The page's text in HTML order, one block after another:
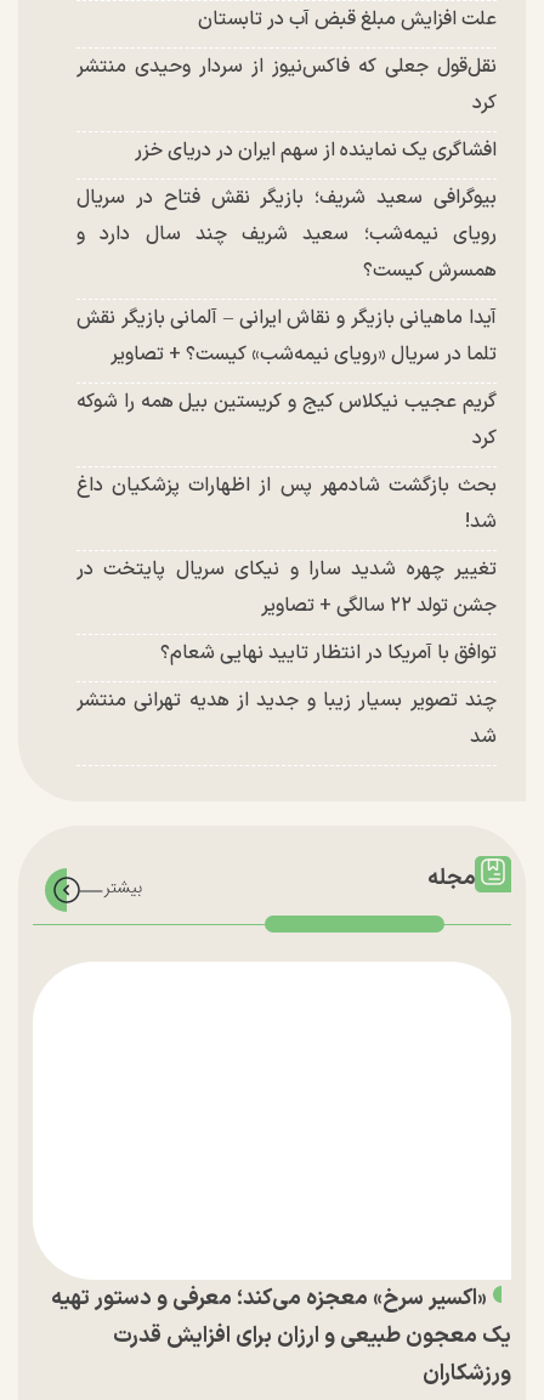
علت افزایش مبلغ قبض آب در تابستان
نقل‌قول جعلی که فاکس‌نیوز از سردار وحیدی منتشر
کرد
افشاگری یک نماینده از سهم ایران در دریای خزر
بیوگرافی سعید شریف؛ بازیگر نقش فتاح در سریال
رویای نیمه‌شب؛ سعید شریف چند سال دارد و
همسرش کیست؟
آیدا ماهیانی بازیگر و نقاش ایرانی – آلمانی بازیگر نقش
تلما در سریال «رویای نیمه‌شب» کیست؟ + تصاویر
گریم عجیب نیکلاس کیج و کریستین بیل همه را شوکه
کرد
بحث بازگشت شادمهر پس از اظهارات پزشکیان داغ
شد!
تغییر چهره شدید سارا و نیکای سریال پایتخت در
جشن تولد ۲۲ سالگی + تصاویر
توافق با آمریکا در انتظار تایید نهایی شعام؟
چند تصویر بسیار زیبا و جدید از هدیه تهرانی منتشر
شد
مجله
«اکسیر سرخ» معجزه می‌کند؛ معرفی و دستور تهیه
یک معجون طبیعی و ارزان برای افزایش قدرت
ورزشکاران